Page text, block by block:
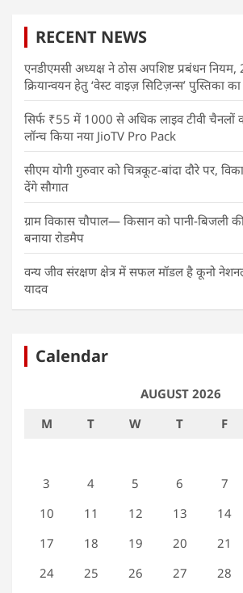
RECENT NEWS
एनडीएमसी अध्यक्ष ने ठोस अपशिष्ट प्रबंधन नियम,
क्रियान्वयन हेतु ‘वेस्ट वाइज़ सिटिज़न्स’ पुस्तिका
सिर्फ ₹55 में 1000 से अधिक लाइव टीवी चैनलों
लॉन्च किया नया JioTV Pro Pack
सीएम योगी गुरुवार को चित्रकूट-बांदा दौरे पर,
देंगे सौगात
ग्राम विकास चौपाल— किसान को पानी-बिजली
बनाया रोडमैप
वन्य जीव संरक्षण क्षेत्र में सफल मॉडल है कूनो
यादव
Calendar
AUGUST 2026
M
T W T F
3
4 5 6 7
10
11 12 13 14
17
18 19 20 21
24
25 26 27 28